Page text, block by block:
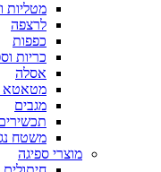
מטליות
לרצפה
כפפות
כריות
אסלה
מטאטא
מגבים
משטח
מוצרי ספיגה